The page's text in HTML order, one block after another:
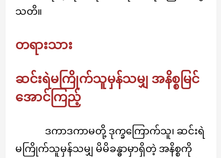
သတိ။
တရားသား
ဆင်းရဲမကြိုက်သူမှန်သမျှ အနိစ္စမြင်
အောင်ကြည့်
ဒကာဒကာမတို့ ဒုက္ခကြောက်သူ၊ ဆင်းရဲ
မကြိုက်သူမှန်သမျှ မိမိခန္ဓာမှာရှိတဲ့ အနိစ္စကို